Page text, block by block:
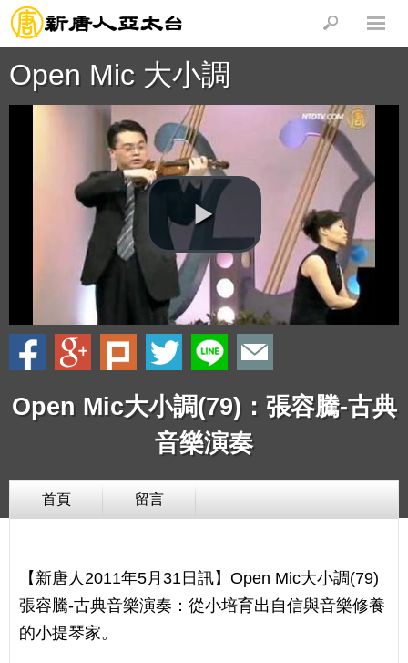
Open Mic 大小調
Open Mic大小調(79)：張容騰-古典
音樂演奏
首頁 留言
【新唐人2011年5月31日訊】Open Mic大小調(79)
張容騰-古典音樂演奏：從小培育出自信與音樂修養
的小提琴家。